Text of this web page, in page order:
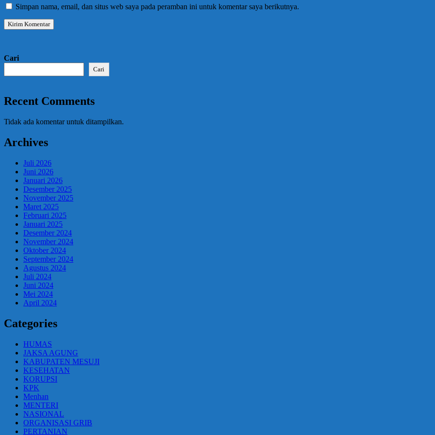
Simpan nama, email, dan situs web saya pada peramban ini untuk komentar saya berikutnya.
Cari
Cari
Recent Comments
Tidak ada komentar untuk ditampilkan.
Archives
Juli 2026
Juni 2026
Januari 2026
Desember 2025
November 2025
Maret 2025
Februari 2025
Januari 2025
Desember 2024
November 2024
Oktober 2024
September 2024
Agustus 2024
Juli 2024
Juni 2024
Mei 2024
April 2024
Categories
HUMAS
JAKSA AGUNG
KABUPATEN MESUJI
KESEHATAN
KORUPSI
KPK
Menhan
MENTERI
NASIONAL
ORGANISASI GRIB
PERTANIAN